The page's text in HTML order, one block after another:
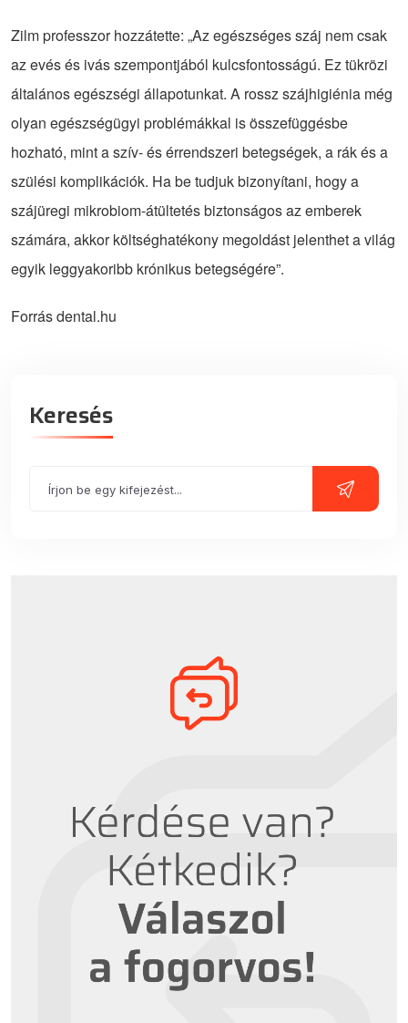
Keresés
Zilm professzor hozzátette: „Az egészséges száj nem csak
az evés és ivás szempontjából kulcsfontosságú. Ez tükrözi
általános egészségi állapotunkat. A rossz szájhigiénia még
olyan egészségügyi problémákkal is összefüggésbe
hozható, mint a szív- és érrendszeri betegségek, a rák és a
szülési komplikációk. Ha be tudjuk bizonyítani, hogy a
szájüregi mikrobiom-átültetés biztonságos az emberek
számára, akkor költséghatékony megoldást jelenthet a világ
egyik leggyakoribb krónikus betegségére”.
Forrás dental.hu